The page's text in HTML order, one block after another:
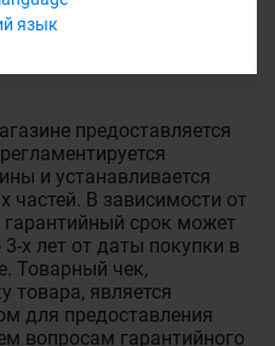
язык
предоставляется
и устанавливается
частей. В зависимости от
гарантийный срок может
х лет от даты покупки в
Товарный чек,
товара, является
для предоставления
вопросам гарантийного